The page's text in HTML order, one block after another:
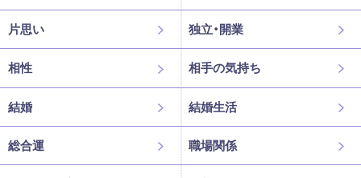
片思い 独立・開業
相性 相手の気持ち
結婚 結婚生活
総合運 職場関係